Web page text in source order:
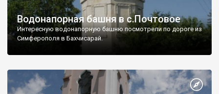
Водонапорная башня в с.Почтовое
Интересную водонапорную башню посмотрели по дороге из
Симферополя в Бахчисарай.